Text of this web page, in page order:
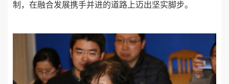
制，在融合发展携手并进的道路上迈出坚实脚步。